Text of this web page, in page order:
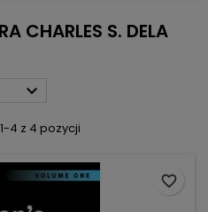
CHARLES S. DELA

4 z 4 pozycji
favorite_border